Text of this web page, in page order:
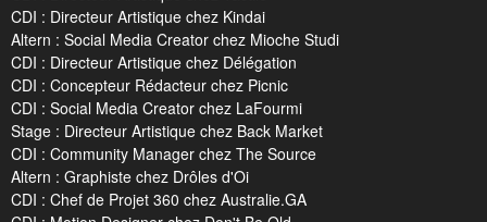
CDI : Directeur Artistique chez Kindai
Altern : Social Media Creator chez Mioche Studi
CDI : Directeur Artistique chez Délégation
CDI : Concepteur Rédacteur chez Picnic
CDI : Social Media Creator chez LaFourmi
Stage : Directeur Artistique chez Back Market
CDI : Community Manager chez The Source
Altern : Graphiste chez Drôles d'Oi
CDI : Chef de Projet 360 chez Australie.GA